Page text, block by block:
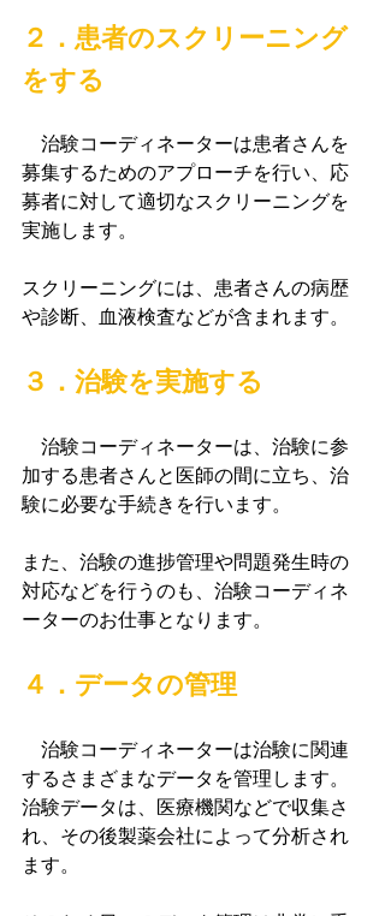
２．患者のスクリーニング
をする
治験コーディネーターは患者さんを
募集するためのアプローチを行い、応
募者に対して適切なスクリーニングを
実施します。
スクリーニングには、患者さんの病歴
や診断、血液検査などが含まれます。
３．治験を実施する
治験コーディネーターは、治験に参
加する患者さんと医師の間に立ち、治
験に必要な手続きを行います。
また、治験の進捗管理や問題発生時の
対応などを行うのも、治験コーディネ
ーターのお仕事となります。
４．データの管理
治験コーディネーターは治験に関連
するさまざまなデータを管理します。
治験データは、医療機関などで収集さ
れ、その後製薬会社によって分析され
ます。